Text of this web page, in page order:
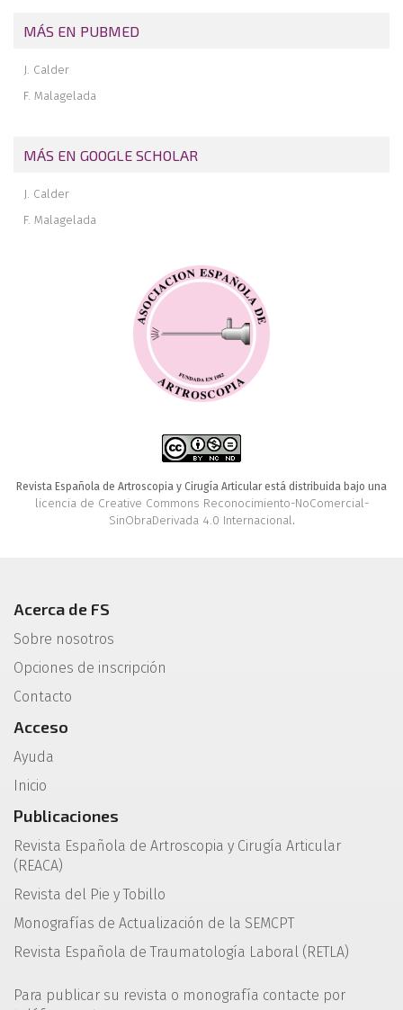
Transferencia endoscópica del tendón del músculo flexor hallucis
MÁS EN PUBMED
J. Calder
F. Malagelada
MÁS EN GOOGLE SCHOLAR
J. Calder
F. Malagelada
Revista Española de Artroscopia y Cirugía Articular está distribuida bajo una
licencia de Creative Commons Reconocimiento-NoComercial-
SinObraDerivada 4.0 Internacional.
Acerca de FS
Sobre nosotros
Opciones de inscripción
Contacto
Acceso
Ayuda
Inicio
Publicaciones
Revista Española de Artroscopia y Cirugía Articular
(REACA)
Revista del Pie y Tobillo
Monografías de Actualización de la SEMCPT
Revista Española de Traumatología Laboral (RETLA)
Para publicar su revista o monografía contacte por